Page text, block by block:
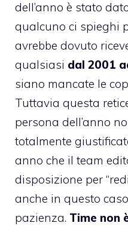
dell’anno è stato
qualcuno ci spieghi
avrebbe dovuto
qualsiasi dal 2001
siano mancate le
Tuttavia questa
persona dell’anno
totalmente
anno che il team
disposizione per
anche in questo
pazienza. Time non